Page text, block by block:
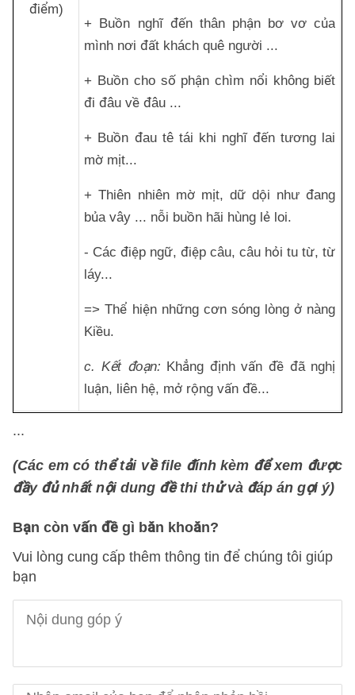
điểm)
+ Buồn nghĩ đến thân phận bơ vơ của
mình nơi đất khách quê người ...
+ Buồn cho số phận chìm nổi không biết
đi đâu về đâu ...
+ Buồn đau tê tái khi nghĩ đến tương lai
mờ mịt...
+ Thiên nhiên mờ mịt, dữ dội như đang
bủa vây ... nỗi buồn hãi hùng lẻ loi.
- Các điệp ngữ, điệp câu, câu hỏi tu từ, từ
láy...
=> Thể hiện những cơn sóng lòng ở nàng
Kiều.
c. Kết đoạn: Khẳng định vấn đề đã nghị
luận, liên hệ, mở rộng vấn đề...
...
(Các em có thể tải về file đính kèm để xem được
đầy đủ nhất nội dung đề thi thử và đáp án gợi ý)
Bạn còn vấn đề gì băn khoăn?
Vui lòng cung cấp thêm thông tin để chúng tôi giúp
bạn